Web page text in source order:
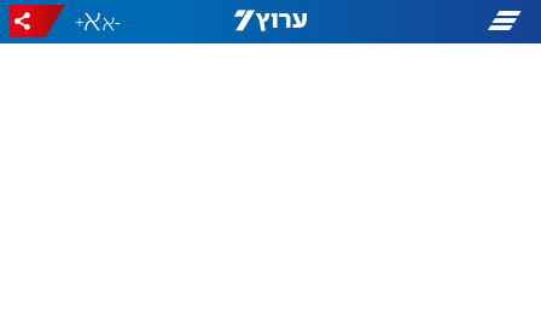
-
+